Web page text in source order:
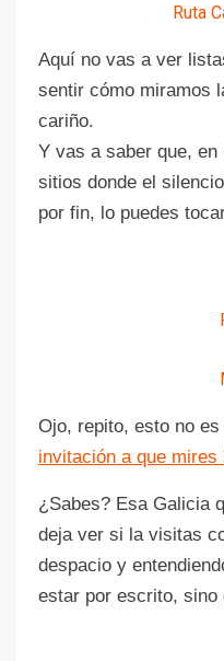
Ruta
Aquí no vas a ver
sentir cómo miramos
cariño.
Y vas a saber que,
sitios donde el
por fin, lo puedes
Ojo, repito, esto no
invitación a que
¿Sabes? Esa Galicia
deja ver si la visitas
despacio y
estar por escrito, sino